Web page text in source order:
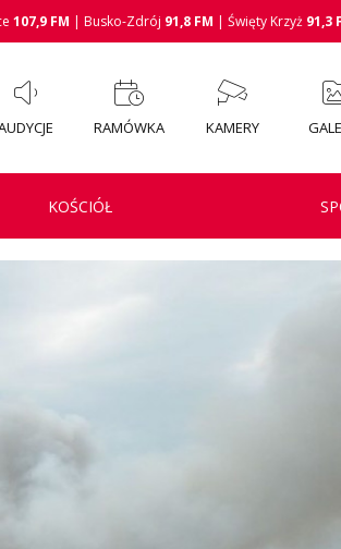
107,9 FM | Busko-Zdrój 91,8 FM | Święty Krzyż 91,3
RAMÓWKA KAMERY
KOŚCIÓŁ